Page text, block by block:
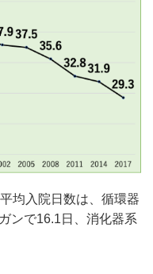
均入院日数は、循環器
ンで16.1日、消化器系